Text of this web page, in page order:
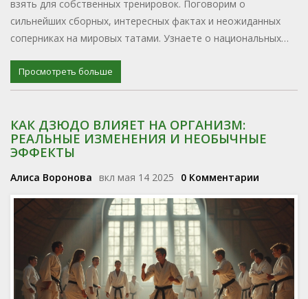
взять для собственных тренировок. Поговорим о
сильнейших сборных, интересных фактах и неожиданных
соперниках на мировых татами. Узнаете о национальных
могут помочь начинающим дзюдоистам.
Просмотреть больше
КАК ДЗЮДО ВЛИЯЕТ НА ОРГАНИЗМ:
РЕАЛЬНЫЕ ИЗМЕНЕНИЯ И НЕОБЫЧНЫЕ
ЭФФЕКТЫ
Алиса Воронова вкл мая 14 2025 0 Комментарии